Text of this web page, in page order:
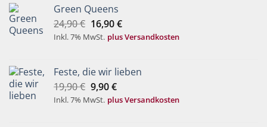
Green Queens
24,90€ Ursprünglicher
Preis
16,90€Aktueller
Preis
Inkl. 7% MwSt. plus Versandkosten
Feste, die wir lieben
19,90€ Ursprünglicher
Preis
9,90€Aktueller
Preis
Inkl. 7% MwSt. plus Versandkosten